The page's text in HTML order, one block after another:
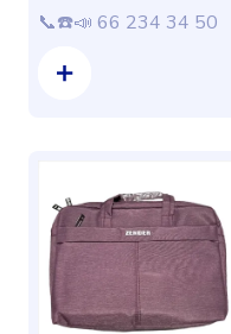
📞☎️📣 66 234 34 50